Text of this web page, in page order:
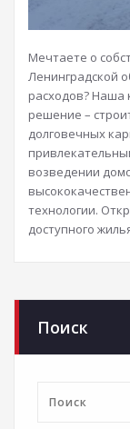
Мечтаете о
Ленинградской
расходов? Наша
решение –
долговечных
возведении
технологии.
доступного
Поиск